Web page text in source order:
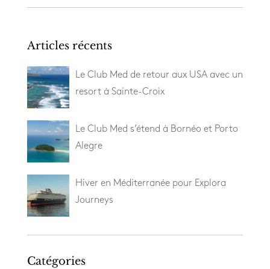
Articles récents
Le Club Med de retour aux USA avec un
resort à Sainte-Croix
Le Club Med s’étend à Bornéo et Porto
Alegre
Hiver en Méditerranée pour Explora
Journeys
Catégories